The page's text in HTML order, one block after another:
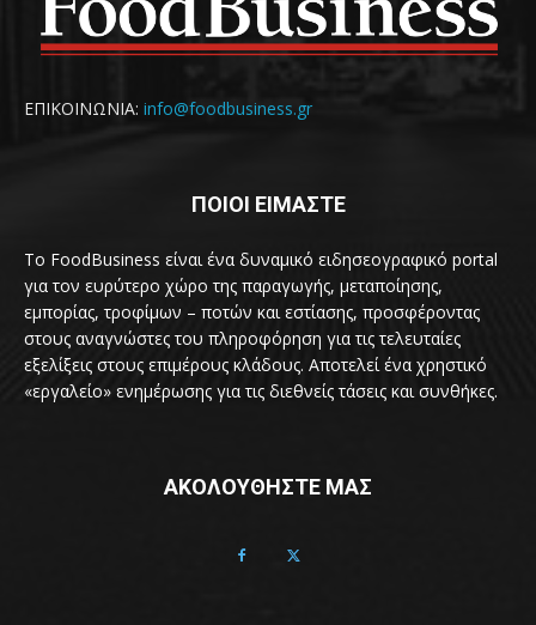
ΕΠΙΚΟΙΝΩΝΙΑ: info@foodbusiness.gr
ΠΟΙΟΙ ΕΙΜΑΣΤΕ
Το FoodBusiness είναι ένα δυναμικό ειδησεογραφικό portal
για τον ευρύτερο χώρο της παραγωγής, μεταποίησης,
εμπορίας, τροφίμων – ποτών και εστίασης, προσφέροντας
στους αναγνώστες του πληροφόρηση για τις τελευταίες
εξελίξεις στους επιμέρους κλάδους. Αποτελεί ένα χρηστικό
«εργαλείο» ενημέρωσης για τις διεθνείς τάσεις και συνθήκες.
ΑΚΟΛΟΥΘΗΣΤΕ ΜΑΣ